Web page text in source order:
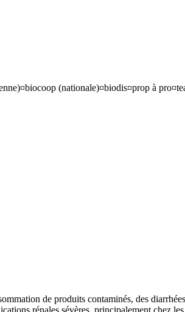
(nationale)¤biodis¤prop à
de produits contaminés, des